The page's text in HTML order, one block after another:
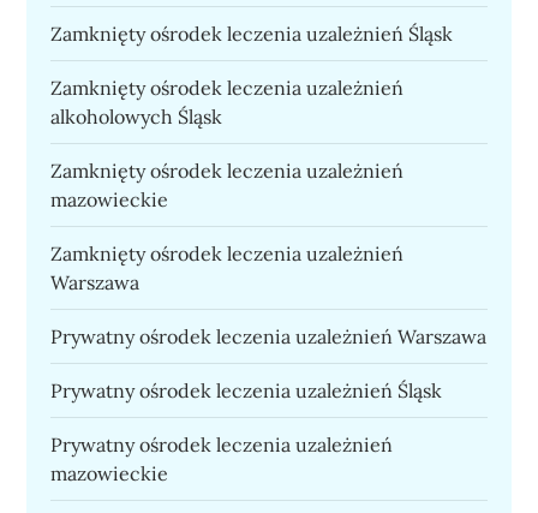
Zamknięty ośrodek leczenia uzależnień Śląsk
Zamknięty ośrodek leczenia uzależnień
alkoholowych Śląsk
Zamknięty ośrodek leczenia uzależnień
mazowieckie
Zamknięty ośrodek leczenia uzależnień
Warszawa
Prywatny ośrodek leczenia uzależnień Warszawa
Prywatny ośrodek leczenia uzależnień Śląsk
Prywatny ośrodek leczenia uzależnień
mazowieckie